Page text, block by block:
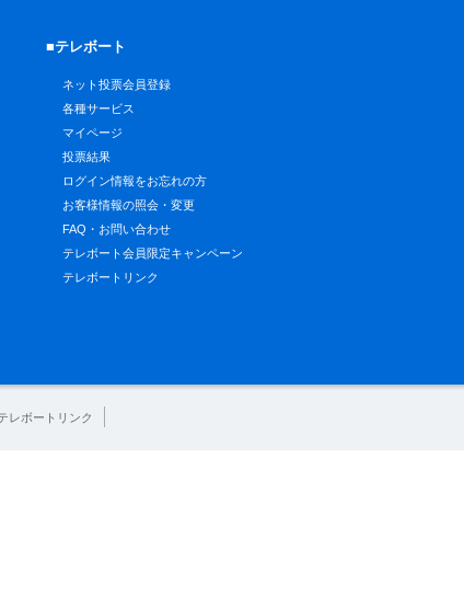
■テレボート
ネット投票会員登録
各種サービス
マイページ
投票結果
ログイン情報をお忘れの方
お客様情報の照会・変更
FAQ・お問い合わせ
テレボート会員限定キャンペーン
テレボートリンク
レボートリンク